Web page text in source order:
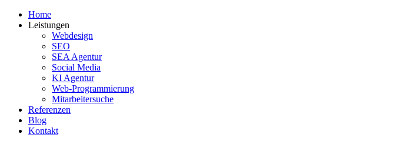
Home
Leistungen
Webdesign
SEO
SEA Agentur
Social Media
KI Agentur
Web-Programmierung
Mitarbeitersuche
Referenzen
Blog
Kontakt